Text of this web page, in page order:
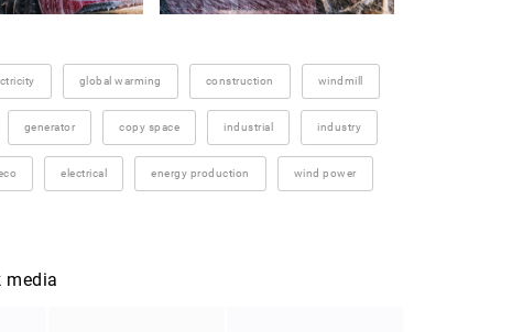
global warming construction windmill
generator copy space industrial industry
electrical energy production wind power
media